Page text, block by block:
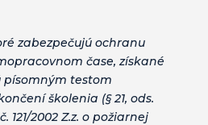
zabezpečujú ochranu
čase, získané
písomným testom
školenia (§ 21, ods.
121/2002 Z.z. o požiarnej